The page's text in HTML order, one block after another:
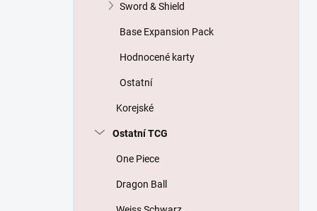
Sword & Shield
Base Expansion Pack
Hodnocené karty
Ostatní
Korejské
Ostatní TCG
One Piece
Dragon Ball